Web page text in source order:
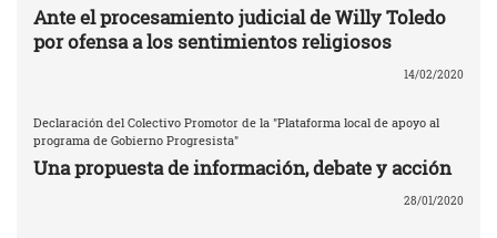
Ante el procesamiento judicial de Willy Toledo
por ofensa a los sentimientos religiosos
14/02/2020
Declaración del Colectivo Promotor de la "Plataforma local de apoyo al
programa de Gobierno Progresista"
Una propuesta de información, debate y acción
28/01/2020